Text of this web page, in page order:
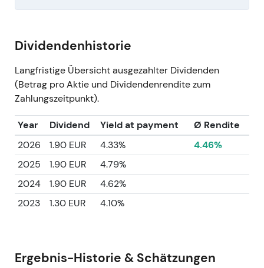
Dividendenhistorie
Langfristige Übersicht ausgezahlter Dividenden
(Betrag pro Aktie und Dividendenrendite zum
Zahlungszeitpunkt).
Year Dividend Yield at payment
Ø Rendite
2026
1.90 EUR 4.33%
4.46%
2025
1.90 EUR
4.79%
2024
1.90 EUR
4.62%
2023
1.30 EUR 4.10%
Ergebnis-Historie & Schätzungen